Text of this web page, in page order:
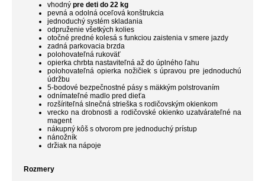
vhodný pre deti do 22 kg
pevná a odolná oceľová konštrukcia
jednoduchý systém skladania
odpruženie všetkých kolies
otočné predné kolesá s funkciou zaistenia v smere jazdy
zadná parkovacia brzda
polohovateľná rukoväť
opierka chrbta nastaviteľná až do úplného ľahu
polohovateľná opierka nožičiek s úpravou pre jednoduchú
údržbu
5-bodové bezpečnostné pásy s mäkkým polstrovaním
odnímateľné madlo pred dieťa
rozšíriteľná slnečná strieška s rodičovským okienkom
vrecko na drobnosti a rodičovské okienko uzatvárateľné na
magent
nákupný kôš s otvorom pre jednoduchý prístup
nánožník
držiak na nápoje
Rozmery